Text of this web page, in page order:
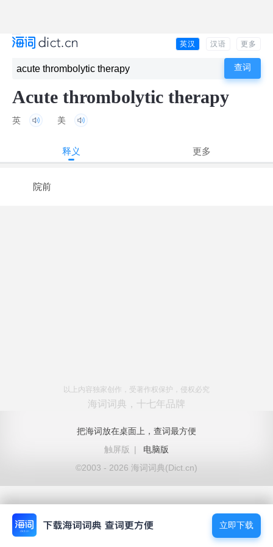
英汉 汉语 更多
Acute thrombolytic therapy
英 美
释义 更多
院前
以上内容独家创作，受著作权保护，侵权必究
海词词典，十七年品牌
把海词放在桌面上，查词最方便
触屏版
|
电脑版
©2003 - 2026 海词词典(Dict.cn)
立即下载
立即下载